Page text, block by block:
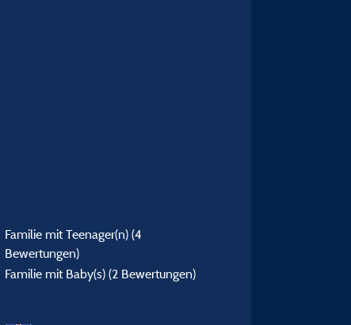
Familie mit Teenager(n) (4
Bewertungen)
Familie mit Baby(s) (2 Bewertungen)